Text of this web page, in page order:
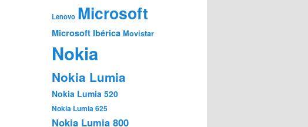
Lenovo Microsoft
Microsoft Ibérica Movistar
Nokia
Nokia Lumia
Nokia Lumia 520
Nokia Lumia 625
Nokia Lumia 800